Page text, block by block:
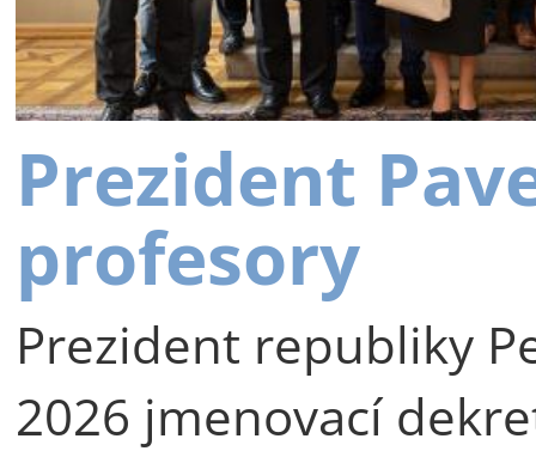
Prezident
profesory
Prezident republiky
2026 jmenovací